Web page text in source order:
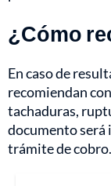
¿Cómo
En caso de
recomiendan
tachaduras,
documento será
trámite de cobro.